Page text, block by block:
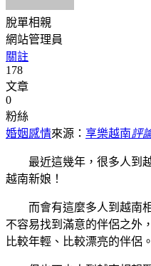
脫單相親
網站管理員
關註
178
文章
0
粉絲
婚姻感情來源： 享樂越南評
最近這幾年，很多人到
越南新娘！
而會有這麼多人到越南
不容易找到滿意的伴侶之外
比較年輕、比較漂亮的伴侶。